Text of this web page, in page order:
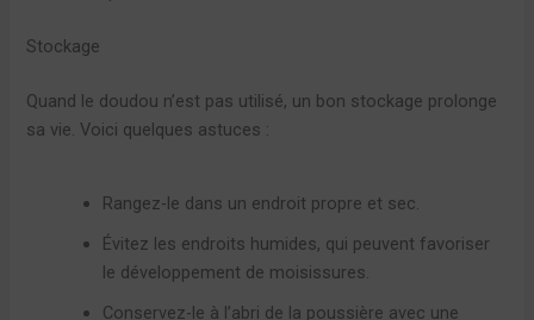
Stockage
Quand le doudou n’est pas utilisé, un bon stockage prolonge
sa vie. Voici quelques astuces :
Rangez-le dans un endroit propre et sec.
Évitez les endroits humides, qui peuvent favoriser
le développement de moisissures.
Conservez-le à l’abri de la poussière avec une